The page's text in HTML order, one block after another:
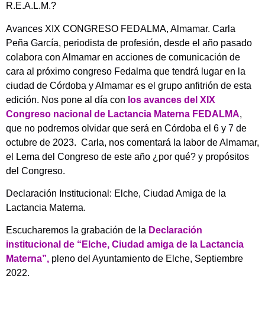
R.E.A.L.M.?
Avances XIX CONGRESO FEDALMA, Almamar. Carla
Peña García, periodista de profesión, desde el año pasado
colabora con Almamar en acciones de comunicación de
cara al próximo congreso Fedalma que tendrá lugar en la
ciudad de Córdoba y Almamar es el grupo anfitrión de esta
edición. Nos pone al día con los avances del XIX
Congreso nacional de Lactancia Materna FEDALMA,
que no podremos olvidar que será en Córdoba el 6 y 7 de
octubre de 2023. Carla, nos comentará la labor de Almamar,
el Lema del Congreso de este año ¿por qué? y propósitos
del Congreso.
Declaración Institucional: Elche, Ciudad Amiga de la
Lactancia Materna.
Escucharemos la grabación de la Declaración
institucional de “Elche, Ciudad amiga de la Lactancia
Materna”, pleno del Ayuntamiento de Elche, Septiembre
2022.